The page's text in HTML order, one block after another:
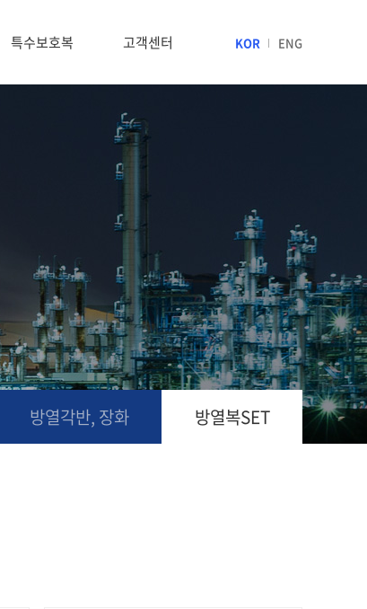
KOR ENG
특수보호복 고객센터
방열각반, 장화 방열복SET